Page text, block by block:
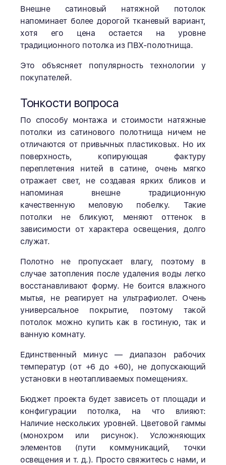
Внешне сатиновый натяжной потолок
напоминает более дорогой тканевый вариант,
хотя его цена остается на уровне
традиционного потолка из ПВХ-полотнища.
Это объясняет популярность технологии у
покупателей.
Тонкости вопроса
По способу монтажа и стоимости натяжные
потолки из сатинового полотнища ничем не
отличаются от привычных пластиковых. Но их
поверхность, копирующая фактуру
переплетения нитей в сатине, очень мягко
отражает свет, не создавая ярких бликов и
напоминая внешне традиционную
качественную меловую побелку. Такие
потолки не бликуют, меняют оттенок в
зависимости от характера освещения, долго
служат.
Полотно не пропускает влагу, поэтому в
случае затопления после удаления воды легко
восстанавливают форму. Не боится влажного
мытья, не реагирует на ультрафиолет. Очень
универсальное покрытие, поэтому такой
потолок можно купить как в гостиную, так и
ванную комнату.
Единственный минус — диапазон рабочих
температур (от +6 до +60), не допускающий
установки в неотапливаемых помещениях.
Бюджет проекта будет зависеть от площади и
конфигурации потолка, на что влияют:
Наличие нескольких уровней. Цветовой гаммы
(монохром или рисунок). Усложняющих
элементов (пути коммуникаций, точки
освещения и т. д.). Просто свяжитесь с нами, и